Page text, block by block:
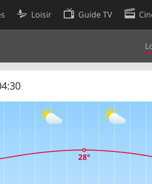
Loisir Guide TV
Préférences de cookies